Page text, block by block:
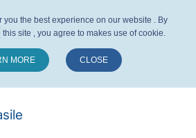
you the best experience on our website . By
site , you agree to makes use of cookie.
MORE CLOSE